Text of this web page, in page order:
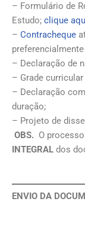
– Formulário de
Estudo; clique
– Contracheque
– Declaração de
– Grade
– Declaração
duração;
– Projeto de
OBS. O
INTEGRAL dos
ENVIO DA